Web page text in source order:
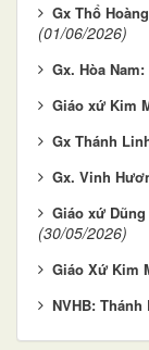
Gx Thổ
(01/06/2026)
Gx. Hòa
Giáo xứ Kim
Gx Thánh
Gx. Vinh
Giáo xứ
(30/05/2026)
Giáo Xứ Kim
NVHB: Thánh